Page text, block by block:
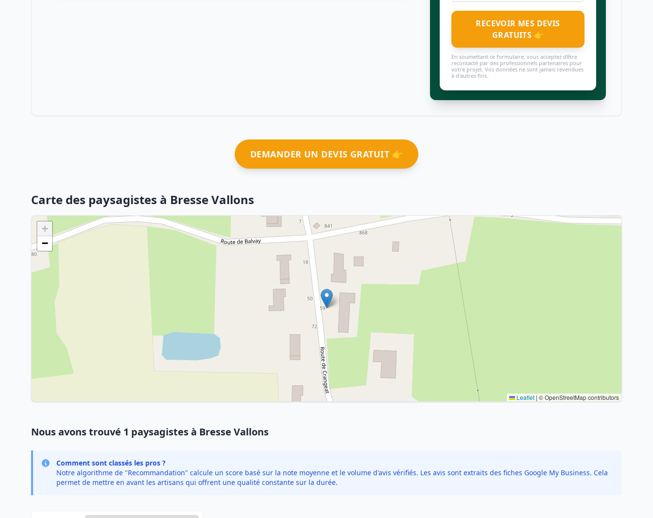
RECEVOIR MES DEVIS
GRATUITS 👉
En soumettant ce formulaire, vous acceptez d'être
recontacté par des professionnels partenaires pour
votre projet. Vos données ne sont jamais revendues
à d'autres fins.
DEMANDER UN DEVIS GRATUIT 👉
Carte des paysagistes à Bresse Vallons
+
−
Leaflet | © OpenStreetMap contributors
Nous avons trouvé 1 paysagistes à Bresse Vallons
Comment sont classés les pros ?
Notre algorithme de "Recommandation" calcule un score basé sur la note moyenne et le volume d'avis vérifiés. Les avis sont extraits des fiches Google My Business. Cela
permet de mettre en avant les artisans qui offrent une qualité constante sur la durée.